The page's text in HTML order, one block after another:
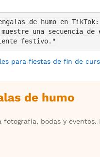
de humo en TikTok:
muestre una secuencia
festivo."
para fiestas de fin de
de humo
fotografía, bodas y